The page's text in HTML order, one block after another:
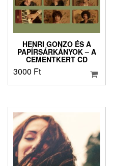
HENRI GONZO ÉS A
PAPÍRSÁRKÁNYOK – A
CEMENTKERT CD
3000 Ft